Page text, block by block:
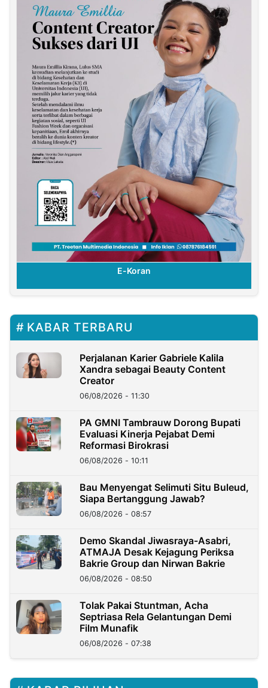
E-Koran
KABAR TERBARU
Perjalanan Karier Gabriele Kalila
Xandra sebagai Beauty Content
Creator
06/08/2026 - 11:30
PA GMNI Tambrauw Dorong Bupati
Evaluasi Kinerja Pejabat Demi
Reformasi Birokrasi
06/08/2026 - 10:11
Bau Menyengat Selimuti Situ Buleud,
Siapa Bertanggung Jawab?
06/08/2026 - 08:57
Demo Skandal Jiwasraya-Asabri,
ATMAJA Desak Kejagung Periksa
Bakrie Group dan Nirwan Bakrie
06/08/2026 - 08:50
Tolak Pakai Stuntman, Acha
Septriasa Rela Gelantungan Demi
Film Munafik
06/08/2026 - 07:38